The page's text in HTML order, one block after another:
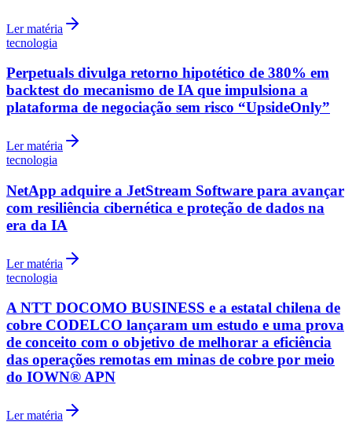
Fluminense
Ler matéria
tecnologia
Perpetuals divulga retorno hipotético de 380% em
backtest do mecanismo de IA que impulsiona a
plataforma de negociação sem risco “UpsideOnly”
Ler matéria
tecnologia
NetApp adquire a JetStream Software para avançar
com resiliência cibernética e proteção de dados na
era da IA
Ler matéria
tecnologia
A NTT DOCOMO BUSINESS e a estatal chilena de
cobre CODELCO lançaram um estudo e uma prova
de conceito com o objetivo de melhorar a eficiência
das operações remotas em minas de cobre por meio
do IOWN® APN
Ler matéria